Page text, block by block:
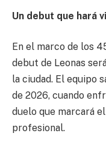
Un debut que hará
En el marco de los
debut de Leonas
la ciudad. El equipo
de 2026, cuando
duelo que marcará
profesional.